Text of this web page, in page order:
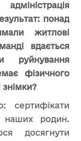
понад
житлові
вдається
руйнування
фізичного
наших родин.
досягнути